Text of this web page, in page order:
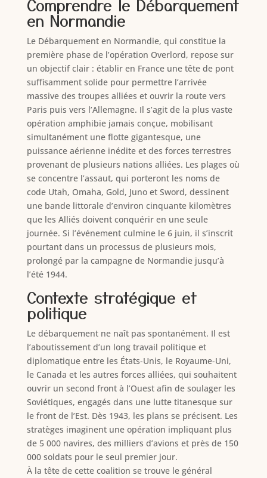
Comprendre le Débarquement
en Normandie
Le Débarquement en Normandie, qui constitue la
première phase de l’opération Overlord, repose sur
un objectif clair : établir en France une tête de pont
suffisamment solide pour permettre l’arrivée
massive des troupes alliées et ouvrir la route vers
Paris puis vers l’Allemagne. Il s’agit de la plus vaste
opération amphibie jamais conçue, mobilisant
simultanément une flotte gigantesque, une
puissance aérienne inédite et des forces terrestres
provenant de plusieurs nations alliées. Les plages où
se concentre l’assaut, qui porteront les noms de
code Utah, Omaha, Gold, Juno et Sword, dessinent
une bande littorale d’environ cinquante kilomètres
que les Alliés doivent conquérir en une seule
journée. Si l’événement culmine le 6 juin, il s’inscrit
pourtant dans un processus de plusieurs mois,
prolongé par la campagne de Normandie jusqu’à
l’été 1944.
Contexte stratégique et
politique
Le débarquement ne naît pas spontanément. Il est
l’aboutissement d’un long travail politique et
diplomatique entre les États-Unis, le Royaume-Uni,
le Canada et les autres forces alliées, qui souhaitent
ouvrir un second front à l’Ouest afin de soulager les
Soviétiques, engagés dans une lutte titanesque sur
le front de l’Est. Dès 1943, les plans se précisent. Les
stratèges imaginent une opération impliquant plus
de 5 000 navires, des milliers d’avions et près de 150
000 soldats pour le seul premier jour.
À la tête de cette coalition se trouve le général